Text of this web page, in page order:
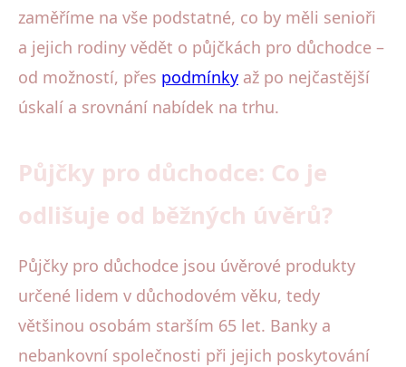
zaměříme na vše podstatné, co by měli senioři
a jejich rodiny vědět o půjčkách pro důchodce –
od možností, přes podmínky až po nejčastější
úskalí a srovnání nabídek na trhu.
Půjčky pro důchodce: Co je
odlišuje od běžných úvěrů?
Půjčky pro důchodce jsou úvěrové produkty
určené lidem v důchodovém věku, tedy
většinou osobám starším 65 let. Banky a
nebankovní společnosti při jejich poskytování